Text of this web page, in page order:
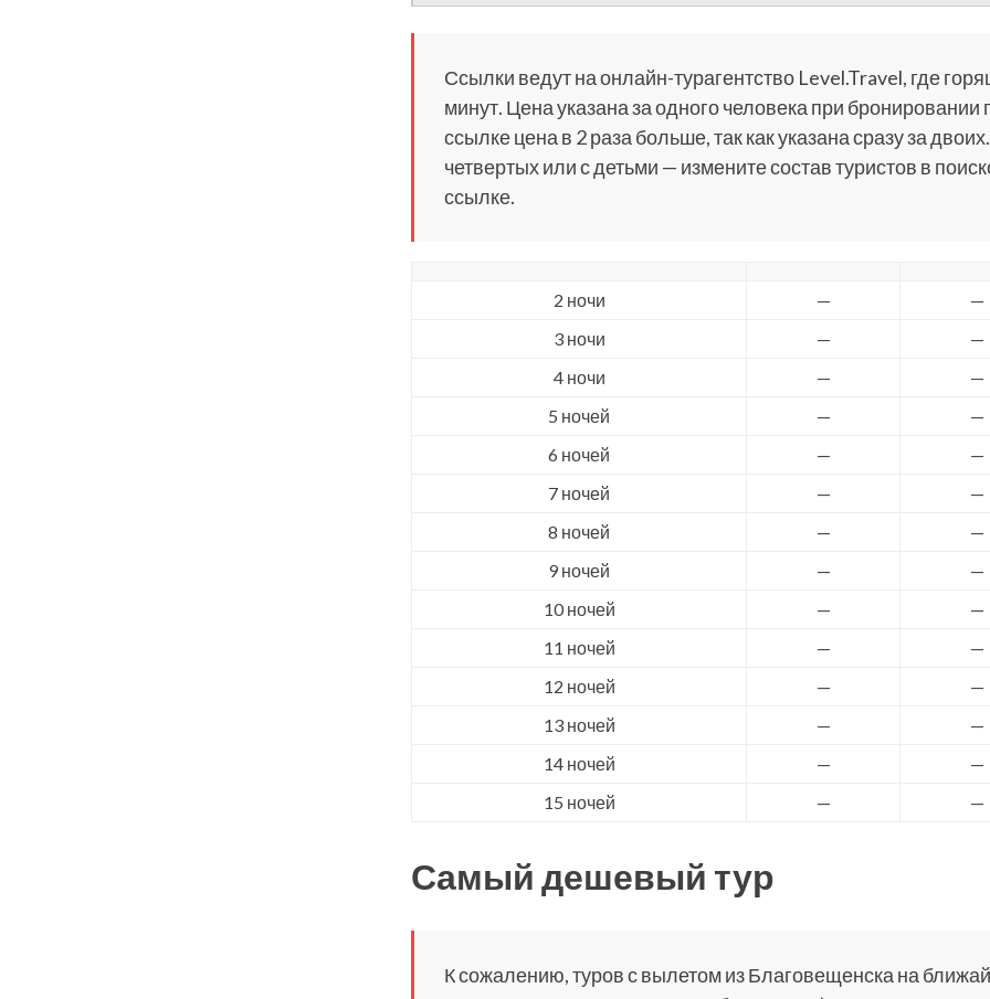
Ссылки ведут на онлайн-турагентство Level.Travel, где
минут. Цена указана за одного человека при
ссылке цена в 2 раза больше, так как указана сразу за
четвертых или с детьми — измените состав туристов в
ссылке.
2 ночи — —
3 ночи
— —
4 ночи
— —
5 ночей
— —
6 ночей
— —
7 ночей
— —
8 ночей
— —
9 ночей
— —
10 ночей
— —
11 ночей
— —
12 ночей
— —
13 ночей
— —
14 ночей
— —
15 ночей
— —
Самый дешевый тур
К сожалению, туров с вылетом из Благовещенска на